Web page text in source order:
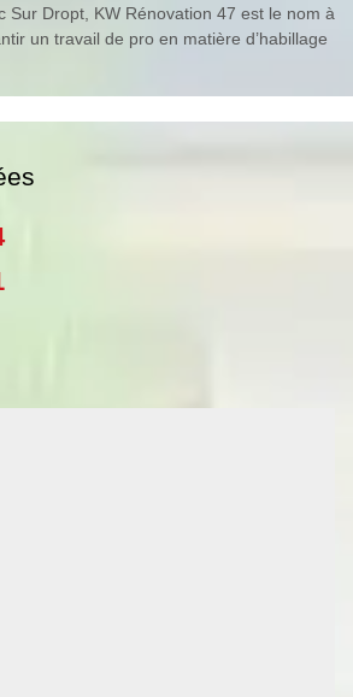
Sur Dropt, KW Rénovation 47 est le nom à
un travail de pro en matière d’habillage